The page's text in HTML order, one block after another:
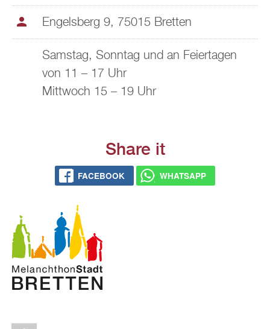
En­gels­berg 9, 75015 Brett­en
Sams­tag, Sonn­tag und an Fei­er­ta­gen
von 11 – 17 Uhr
Mitt­woch 15 – 19 Uhr
Share it
FACE­BOOK WHATS­APP